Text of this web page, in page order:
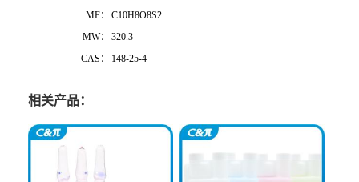
MF：
C10H8O8S2
MW：
320.3
CAS：
148-25-4
相关产品：